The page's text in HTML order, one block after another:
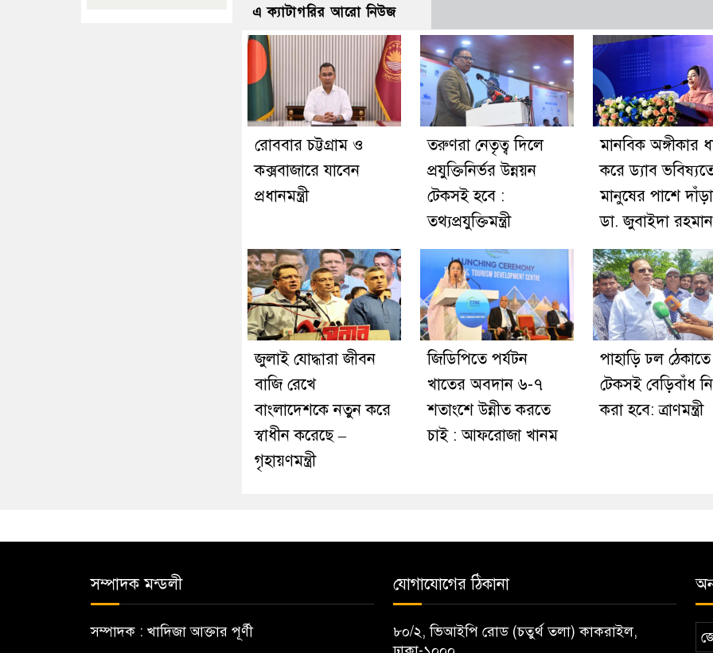
এ ক্যাটাগরির আরো নিউজ
রোববার চট্টগ্রাম ও
কক্সবাজারে যাবেন
প্রধানমন্ত্রী
তরুণরা নেতৃত্ব দিলে
প্রযুক্তিনির্ভর উন্নয়ন
টেকসই হবে :
তথ্যপ্রযুক্তিমন্ত্রী
মানবিক অঙ্গীকার
করে ড্যাব
মানুষের পাশে
ডা. জুবাইদা রহমান
জুলাই যোদ্ধারা জীবন
বাজি রেখে
বাংলাদেশকে নতুন করে
স্বাধীন করেছে –
গৃহায়ণমন্ত্রী
জিডিপিতে পর্যটন
খাতের অবদান ৬-৭
শতাংশে উন্নীত করতে
চাই : আফরোজা খানম
পাহাড়ি ঢল ঠেকাতে
টেকসই বেড়িবাঁধ
করা হবে: ত্রাণমন্ত্রী
সম্পাদক মন্ডলী
সম্পাদক : খাদিজা আক্তার পূর্ণী
যোগাযোগের ঠিকানা
৮০/২, ভিআইপি রোড (চতুর্থ তলা) কাকরাইল,